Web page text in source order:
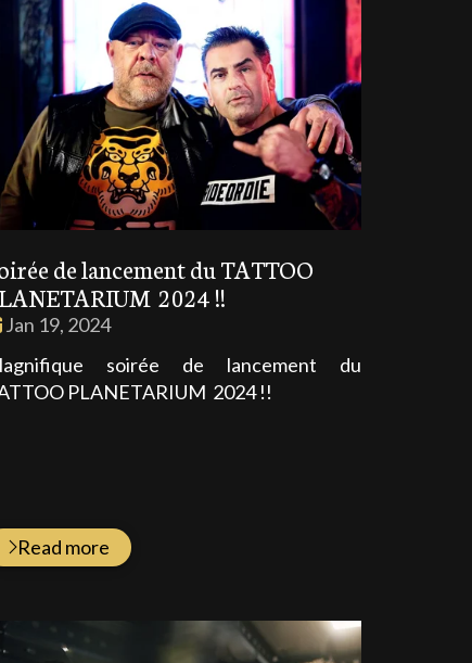
de lancement du TATTOO
2024 !!
Date
Jan 19, 2024
soirée de lancement du
PLANETARIUM 2024 !!
Read more